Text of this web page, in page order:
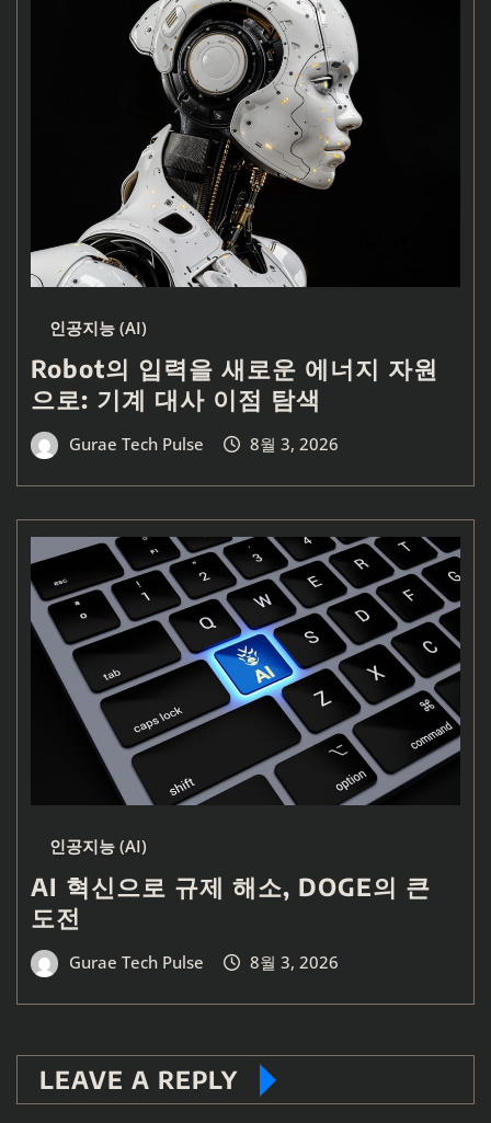
인공지능 (AI)
Robot의 입력을 새로운 에너지 자원
으로: 기계 대사 이점 탐색
Gurae Tech Pulse 8월 3, 2026
인공지능 (AI)
AI 혁신으로 규제 해소, DOGE의 큰
도전
Gurae Tech Pulse 8월 3, 2026
LEAVE A REPLY